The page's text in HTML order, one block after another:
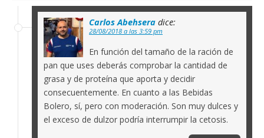
Carlos Abehsera dice:
28/08/2018 a las 3:59 pm
En función del tamaño de la ración de
pan que uses deberás comprobar la cantidad de
grasa y de proteína que aporta y decidir
consecuentemente. En cuanto a las Bebidas
Bolero, sí, pero con moderación. Son muy dulces y
el exceso de dulzor podría interrumpir la cetosis.